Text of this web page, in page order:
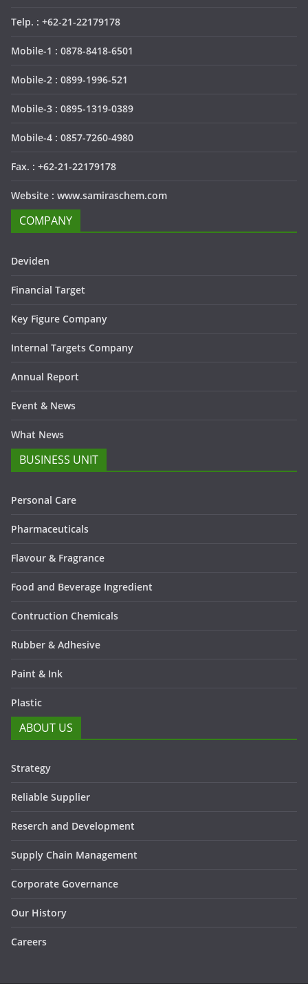
Telp. : +62-21-22179178
Mobile-1 : 0878-8418-6501
Mobile-2 : 0899-1996-521
Mobile-3 : 0895-1319-0389
Mobile-4 : 0857-7260-4980
Fax. : +62-21-22179178
Website : www.samiraschem.com
COMPANY
Deviden
Financial Target
Key Figure Company
Internal Targets Company
Annual Report
Event & News
What News
BUSINESS UNIT
Personal Care
Pharmaceuticals
Flavour & Fragrance
Food and Beverage Ingredient
Contruction Chemicals
Rubber & Adhesive
Paint & Ink
Plastic
ABOUT US
Strategy
Reliable Supplier
Reserch and Development
Supply Chain Management
Corporate Governance
Our History
Careers